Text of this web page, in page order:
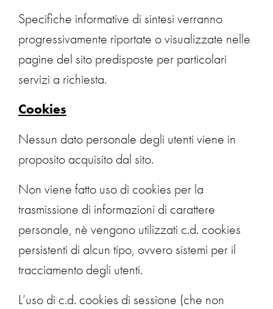
Specifiche informative di sintesi verranno
progressivamente riportate o visualizzate nelle
pagine del sito predisposte per particolari
servizi a richiesta.
Cookies
Nessun dato personale degli utenti viene in
proposito acquisito dal sito.
Non viene fatto uso di cookies per la
trasmissione di informazioni di carattere
personale, nè vengono utilizzati c.d. cookies
persistenti di alcun tipo, ovvero sistemi per il
tracciamento degli utenti.
L’uso di c.d. cookies di sessione (che non